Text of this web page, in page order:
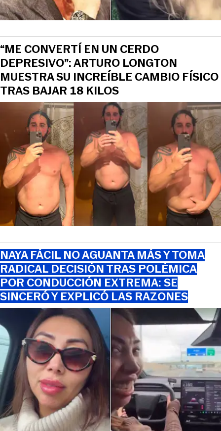
“ME CONVERTÍ EN UN CERDO
DEPRESIVO”: ARTURO LONGTON
MUESTRA SU INCREÍBLE CAMBIO FÍSICO
TRAS BAJAR 18 KILOS
NAYA FÁCIL NO AGUANTA MÁS Y TOMA
RADICAL DECISIÓN TRAS POLÉMICA
POR CONDUCCIÓN EXTREMA: SE
SINCERÓ Y EXPLICÓ LAS RAZONES